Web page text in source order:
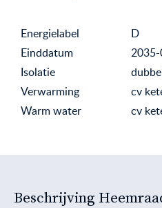
Energielabel
D
Einddatum
Isolatie
Verwarming
cv
Warm water
cv
Beschrijving